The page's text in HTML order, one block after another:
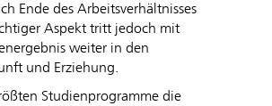
Ende des Arbeitsverhältnisses
Aspekt tritt jedoch mit
weiter in den
und Erziehung.
Studienprogramme die